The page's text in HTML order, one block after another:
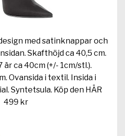
med satinknappar och
Skafthöjd ca 40,5 cm.
ca 40cm (+/- 1cm/stl.).
Ovansida i textil. Insida i
Syntetsula. Köp den HÄR
499 kr